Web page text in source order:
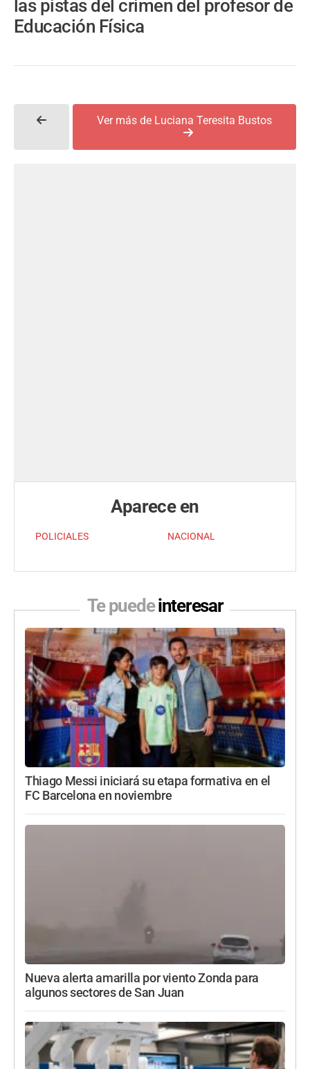
las pistas del crimen del profesor de
Educación Física
Ver más de Luciana Teresita Bustos
Aparece en
POLICIALES NACIONAL
Te puedeinteresar
Thiago Messi iniciará su etapa formativa en el
FC Barcelona en noviembre
Nueva alerta amarilla por viento Zonda para
algunos sectores de San Juan